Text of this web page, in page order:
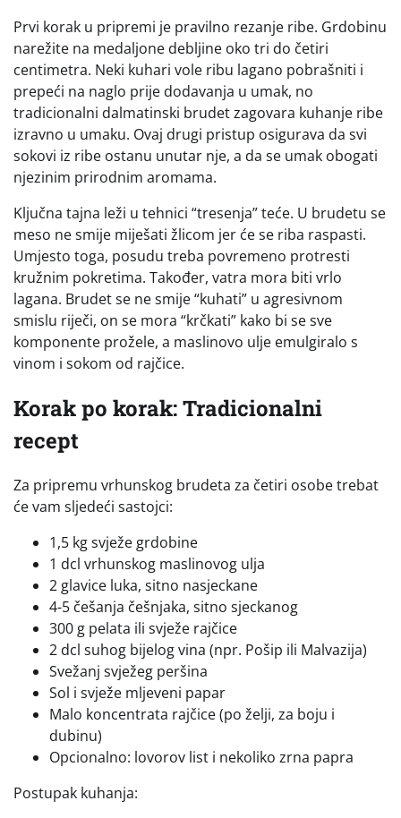
Prvi korak u pripremi je pravilno rezanje ribe. Grdobinu
narežite na medaljone debljine oko tri do četiri
centimetra. Neki kuhari vole ribu lagano pobrašniti i
prepeći na naglo prije dodavanja u umak, no
tradicionalni dalmatinski brudet zagovara kuhanje ribe
izravno u umaku. Ovaj drugi pristup osigurava da svi
sokovi iz ribe ostanu unutar nje, a da se umak obogati
njezinim prirodnim aromama.
Ključna tajna leži u tehnici “tresenja” teće. U brudetu se
meso ne smije miješati žlicom jer će se riba raspasti.
Umjesto toga, posudu treba povremeno protresti
kružnim pokretima. Također, vatra mora biti vrlo
lagana. Brudet se ne smije “kuhati” u agresivnom
smislu riječi, on se mora “krčkati” kako bi se sve
komponente prožele, a maslinovo ulje emulgiralo s
vinom i sokom od rajčice.
Korak po korak: Tradicionalni
recept
Za pripremu vrhunskog brudeta za četiri osobe trebat
će vam sljedeći sastojci:
1,5 kg svježe grdobine
1 dcl vrhunskog maslinovog ulja
2 glavice luka, sitno nasjeckane
4-5 češanja češnjaka, sitno sjeckanog
300 g pelata ili svježe rajčice
2 dcl suhog bijelog vina (npr. Pošip ili Malvazija)
Svežanj svježeg peršina
Sol i svježe mljeveni papar
Malo koncentrata rajčice (po želji, za boju i
dubinu)
Opcionalno: lovorov list i nekoliko zrna papra
Postupak kuhanja: